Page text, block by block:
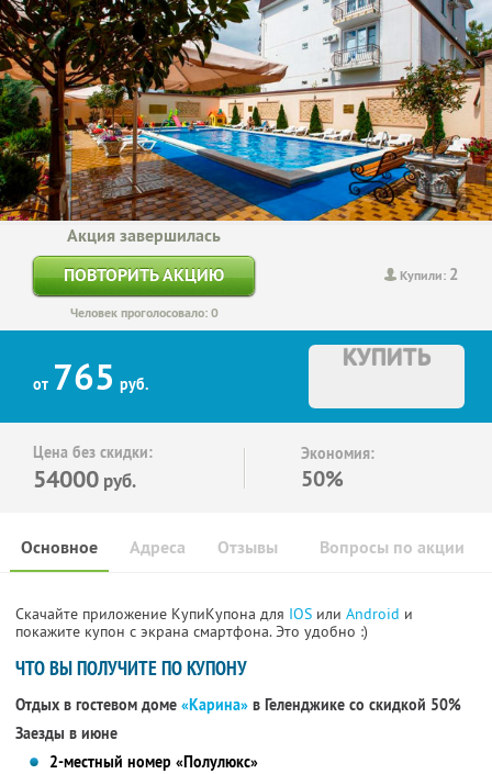
Купили: 2
Акция завершилась
ПОВТОРИТЬ АКЦИЮ
Человек проголосовало: 0
от 765 руб.
КУПИТЬ
Цена без скидки:
54000 руб.
Экономия:
50%
Основное Отзывы Вопросы по акции
Адреса
Скачайте приложение КупиКупона для IOS или Android и
покажите купон с экрана смартфона. Это удобно :)
ЧТО ВЫ ПОЛУЧИТЕ ПО КУПОНУ
Отдых в гостевом доме «Карина» в Геленджике со скидкой 50%
Заезды в июне
2-местный номер «Полулюкс»